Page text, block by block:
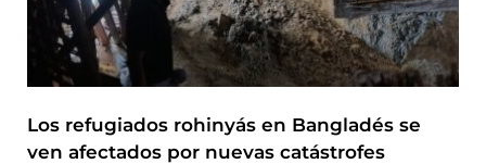
Los refugiados rohinyás en Bangladés se
ven afectados por nuevas catástrofes